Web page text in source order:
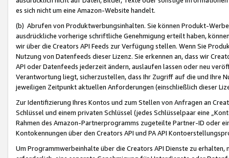
es sich nicht um eine Amazon-Website handelt.
(b) Abrufen von Produktwerbungsinhalten. Sie können Produkt-
ausdrückliche vorherige schriftliche Genehmigung erteilt haben,
wir über die Creators API Feeds zur Verfügung stellen. Wenn Sie
Nutzung von Datenfeeds dieser Lizenz. Sie erkennen an, dass wir
API oder Datenfeeds jederzeit ändern, auslaufen lassen oder neu
Verantwortung liegt, sicherzustellen, dass Ihr Zugriff auf die und Ihre
jeweiligen Zeitpunkt aktuellen Anforderungen (einschließlich dieser
Zur Identifizierung Ihres Kontos und zum Stellen von Anfragen an
Schlüssel und einem privaten Schlüssel (jedes Schlüsselpaar eine
Rahmen des Amazon-Partnerprogramms zugeteilte Partner-ID oder
Kontokennungen über den Creators API und PA API
Um Programmwerbeinhalte über die Creators API Dienste zu